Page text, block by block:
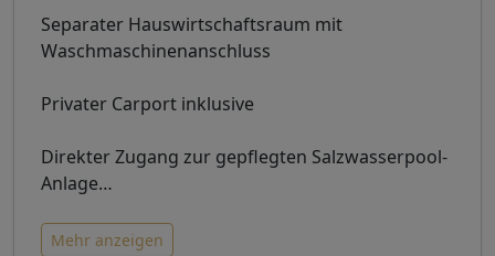
Separater Hauswirtschaftsraum mit
Waschmaschinenanschluss
Privater Carport inklusive
Direkter Zugang zur gepflegten Salzwasserpool-
Anlage…
Mehr anzeigen